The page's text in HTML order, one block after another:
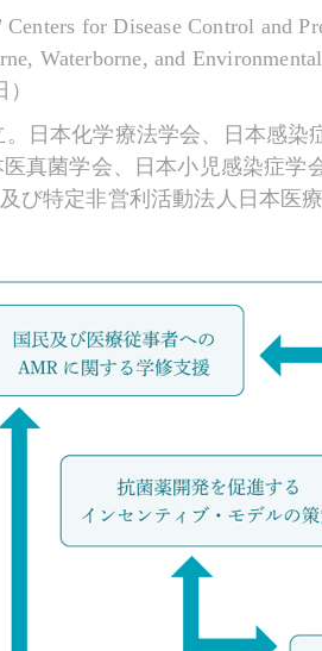
Centers for Disease Control and
Waterborne, and
。日本化学療法学会、日本感
真菌学会、日本小児感染症学
び特定非営利活動法人日本医